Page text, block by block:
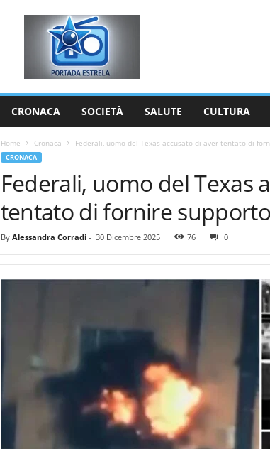
CRONACA SOCIETÀ SALUTE CULTURA
Home Cronaca Federali, uomo del Texas accusato di aver tentato di
CRONACA
Federali, uomo del Texas
tentato di fornire supporto
By Alessandra Corradi- 30 Dicembre 2025 76 0